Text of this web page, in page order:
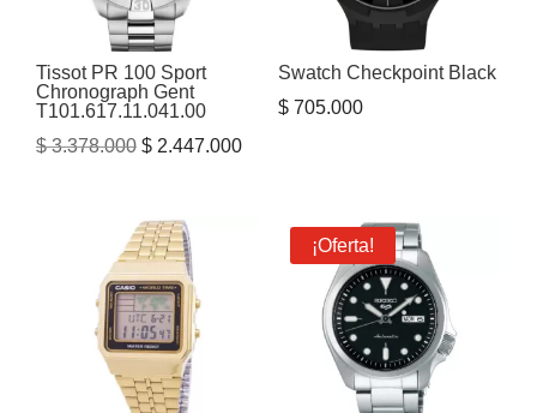
Tissot PR 100 Sport
Chronograph Gent
T101.617.11.041.00
$3.378.000 El
era:
$ 3.378.000.
$ 2.447.000El
$ 2.447.000.
Swatch Checkpoint Black
$705.000
¡Oferta!